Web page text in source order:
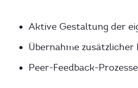
Aktive Gestaltung der
Übernahme zusätzlicher
Peer-Feedback-Prozesse